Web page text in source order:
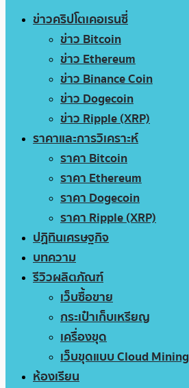
ข่าวคริปโตเคอเรนซี่
ข่าว Bitcoin
ข่าว Ethereum
ข่าว Binance Coin
ข่าว Dogecoin
ข่าว Ripple (XRP)
ราคาและการวิเคราะห์
ราคา Bitcoin
ราคา Ethereum
ราคา Dogecoin
ราคา Ripple (XRP)
ปฏิทินเศรษฐกิจ
บทความ
รีวิวผลิตภัณฑ์
เว็บซื้อขาย
กระเป๋าเก็บเหรียญ
เครื่องขุด
เว็บขุดแบบ Cloud Mining
ห้องเรียน